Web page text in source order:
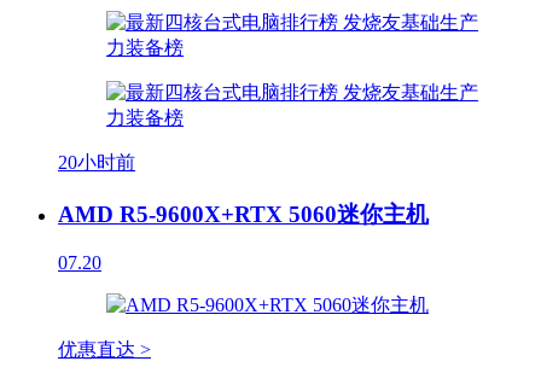
20小时前
AMD R5-9600X+RTX 5060迷你主机
07.20
优惠直达 >